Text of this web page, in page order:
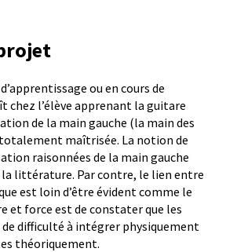
ou en cours de
l’élève apprenant la guitare
de la main gauche (la main des
maîtrisée. La notion de
raisonnées de la main gauche
la littérature. Par contre, le lien entre
est loin d’être évident comme le
et force est de constater que les
difficulté à intégrer physiquement
théoriquement.